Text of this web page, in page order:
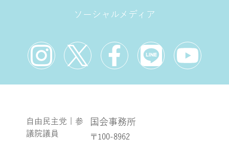
ソーシャルメディア
自由民主党 | 参
議院議員
国会事務所
〒100-8962